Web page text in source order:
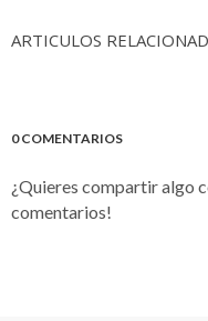
ARTICULOS
0 COMENTARIOS
¿Quieres compartir algo
comentarios!